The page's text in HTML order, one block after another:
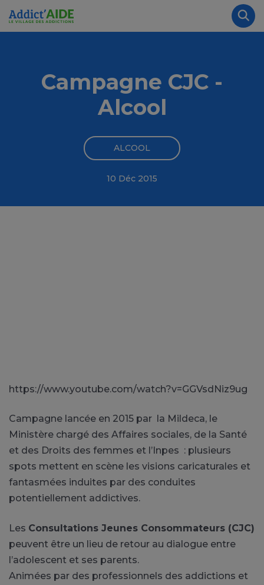
Aller au contenu principal
Campagne CJC -
Alcool
ALCOOL
10 Déc 2015
https://www.youtube.com/watch?v=GGVsdNiz9ug
Campagne lancée en 2015 par la Mildeca, le
Ministère chargé des Affaires sociales, de la Santé
et des Droits des femmes et l’Inpes : plusieurs
spots mettent en scène les visions caricaturales et
fantasmées induites par des conduites
potentiellement addictives.
Les Consultations Jeunes Consommateurs (CJC)
peuvent être un lieu de retour au dialogue entre
l’adolescent et ses parents.
Animées par des professionnels des addictions et
Panneau de gestion des cookies